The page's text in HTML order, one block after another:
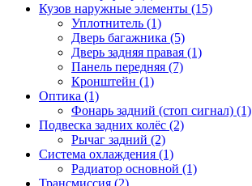
Кузов наружные элементы (15)
Уплотнитель (1)
Дверь багажника (5)
Дверь задняя правая (1)
Панель передняя (7)
Кронштейн (1)
Оптика (1)
Фонарь задний (стоп сигнал) (1)
Подвеска задних колёс (2)
Рычаг задний (2)
Система охлаждения (1)
Радиатор основной (1)
Трансмиссия (2)